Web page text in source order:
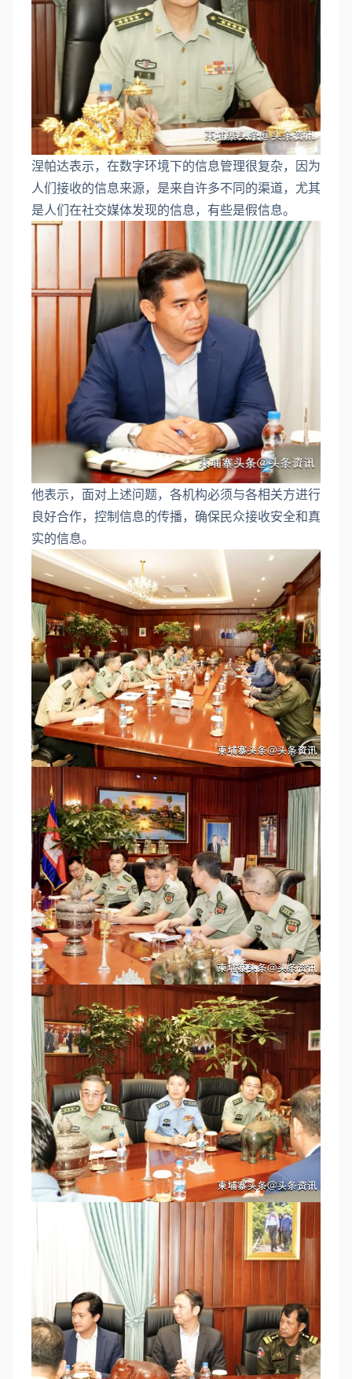
涅帕达表示，在数字环境下的信息管理很复杂，因为
人们接收的信息来源，是来自许多不同的渠道，尤其
是人们在社交媒体发现的信息，有些是假信息。
他表示，面对上述问题，各机构必须与各相关方进行
良好合作，控制信息的传播，确保民众接收安全和真
实的信息。